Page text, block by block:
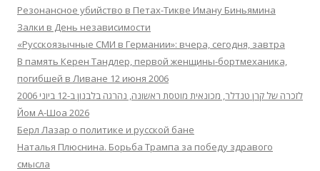
Резонансное убийство в Петах-Тикве Иману Биньямина
Залки в День независимости
«Русскоязычные СМИ в Германии»: вчера, сегодня, завтра
В память Керен Тандлер, первой женщины-бортмеханика,
погибшей в Ливане 12 июня 2006
לזכרה של קרן טנדלר, מכונאית מוטסת ראשונה, נהרגה בלבנון ב-12 ביוני 2006
Йом А-Шоа 2026
Берл Лазар о политике и русской бане
Наталья Плюснина. Борьба Трампа за победу здравого
смысла